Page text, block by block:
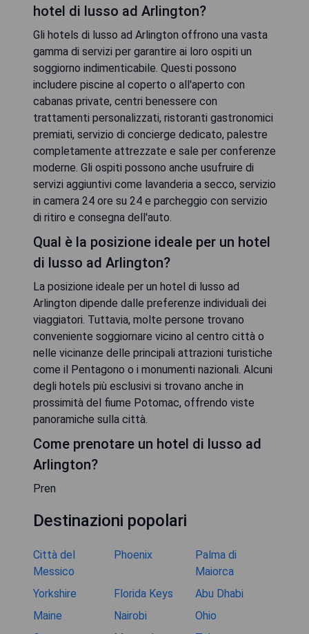
hotel di lusso ad Arlington?
Gli hotels di lusso ad Arlington offrono una vasta
gamma di servizi per garantire ai loro ospiti un
soggiorno indimenticabile. Questi possono
includere piscine al coperto o all'aperto con
cabanas private, centri benessere con
trattamenti personalizzati, ristoranti gastronomici
premiati, servizio di concierge dedicato, palestre
completamente attrezzate e sale per conferenze
moderne. Gli ospiti possono anche usufruire di
servizi aggiuntivi come lavanderia a secco, servizio
in camera 24 ore su 24 e parcheggio con servizio
di ritiro e consegna dell'auto.
Qual è la posizione ideale per un hotel
di lusso ad Arlington?
La posizione ideale per un hotel di lusso ad
Arlington dipende dalle preferenze individuali dei
viaggiatori. Tuttavia, molte persone trovano
conveniente soggiornare vicino al centro città o
nelle vicinanze delle principali attrazioni turistiche
come il Pentagono o i monumenti nazionali. Alcuni
degli hotels più esclusivi si trovano anche in
prossimità del fiume Potomac, offrendo viste
panoramiche sulla città.
Come prenotare un hotel di lusso ad
Arlington?
Pren
Destinazioni popolari
Città del
Messico
Phoenix
Palma di
Maiorca
Yorkshire
Florida Keys
Abu Dhabi
Maine
Nairobi
Ohio